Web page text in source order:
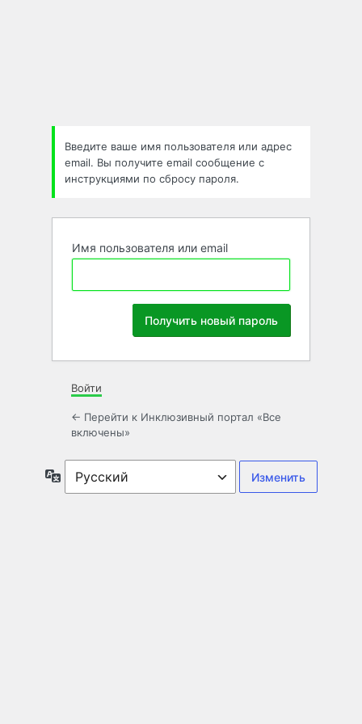
Введите ваше имя пользователя или адрес
email. Вы получите email сообщение с
инструкциями по сбросу пароля.
Имя пользователя или email
Войти
← Перейти к Инклюзивный портал «Все
включены»
Язык